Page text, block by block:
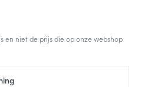
en niet de prijs die op onze webshop